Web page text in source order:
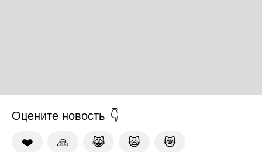
Оцените новость
❤️ 🙏 😹 🙀 😿